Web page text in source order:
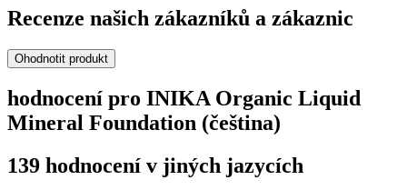
Recenze našich zákazníků a zákaznic
Ohodnotit produkt
hodnocení pro INIKA Organic Liquid
Mineral Foundation (čeština)
139 hodnocení v jiných jazycích